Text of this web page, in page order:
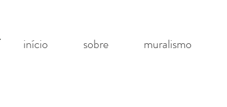
início sobre muralismo